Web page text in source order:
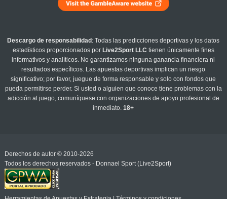
Descargo de responsabilidad : Todas las predicciones deportivas y los datos
estadísticos proporcionados por Live2Sport LLC tienen únicamente fines
informativos y analíticos. No garantizamos ninguna ganancia financiera ni
resultados específicos. Las apuestas deportivas implican un riesgo
significativo; por favor, juegue de forma responsable y solo con fondos que
pueda permitirse perder. Si usted o alguien que conoce tiene problemas con la
adicción al juego, comuníquese con organizaciones de apoyo profesional de
inmediato.18+
Derechos de autor © 2010-2026
Todos los derechos reservados - Donnael Sport (Live2Sport)